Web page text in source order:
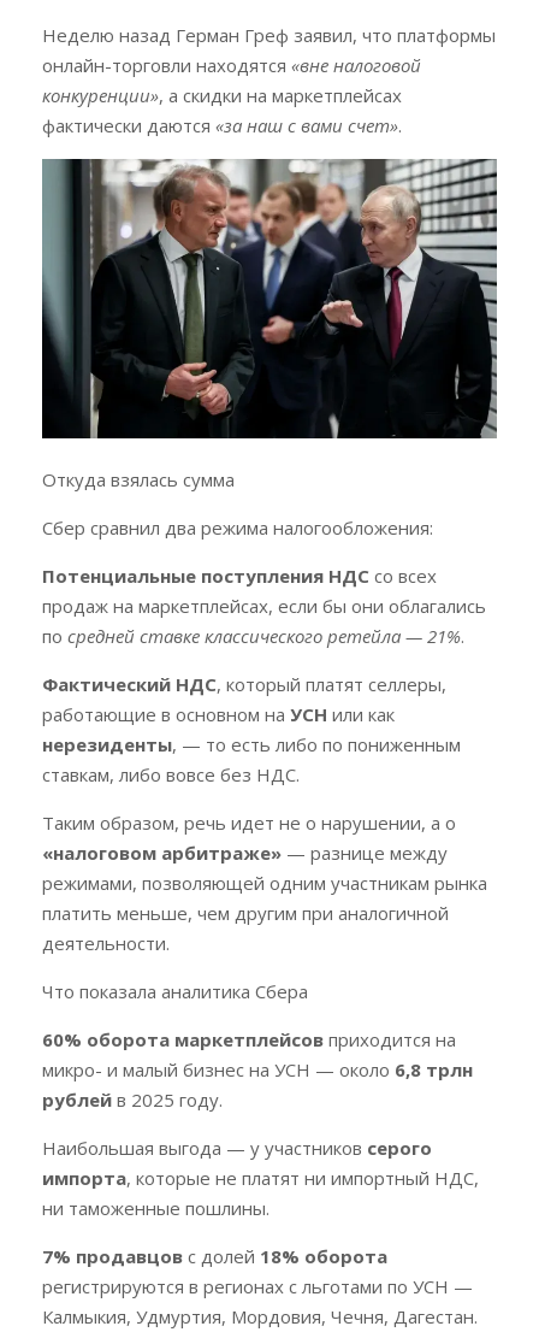
Неделю назад Герман Греф заявил, что платформы
онлайн-торговли находятся «вне налоговой
конкуренции», а скидки на маркетплейсах
фактически даются «за наш с вами счет».
Откуда взялась сумма
Сбер сравнил два режима налогообложения:
Потенциальные поступления НДС со всех
продаж на маркетплейсах, если бы они облагались
по средней ставке классического ретейла — 21%.
Фактический НДС, который платят селлеры,
работающие в основном на УСН или как
нерезиденты, — то есть либо по пониженным
ставкам, либо вовсе без НДС.
Таким образом, речь идет не о нарушении, а о
«налоговом арбитраже» — разнице между
режимами, позволяющей одним участникам рынка
платить меньше, чем другим при аналогичной
деятельности.
Что показала аналитика Сбера
60% оборота маркетплейсов приходится на
микро- и малый бизнес на УСН — около 6,8 трлн
рублей в 2025 году.
Наибольшая выгода — у участников серого
импорта, которые не платят ни импортный НДС,
ни таможенные пошлины.
7% продавцов с долей 18% оборота
регистрируются в регионах с льготами по УСН —
Калмыкия, Удмуртия, Мордовия, Чечня, Дагестан.